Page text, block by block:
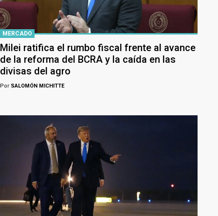
MERCADO
Milei ratifica el rumbo fiscal frente al avance
de la reforma del BCRA y la caída en las
divisas del agro
Por SALOMÓN MICHITTE